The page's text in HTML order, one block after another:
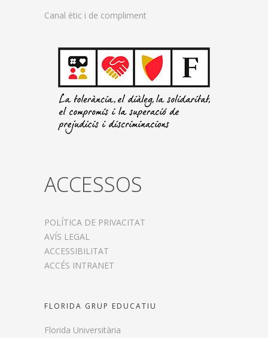
Canal ètic i de compliment
ACCESSOS
POLÍTICA DE PRIVACITAT
AVÍS LEGAL
ACCESSIBILITAT
ACCÉS INTRANET
FLORIDA GRUP EDUCATIU
Florida Universitària